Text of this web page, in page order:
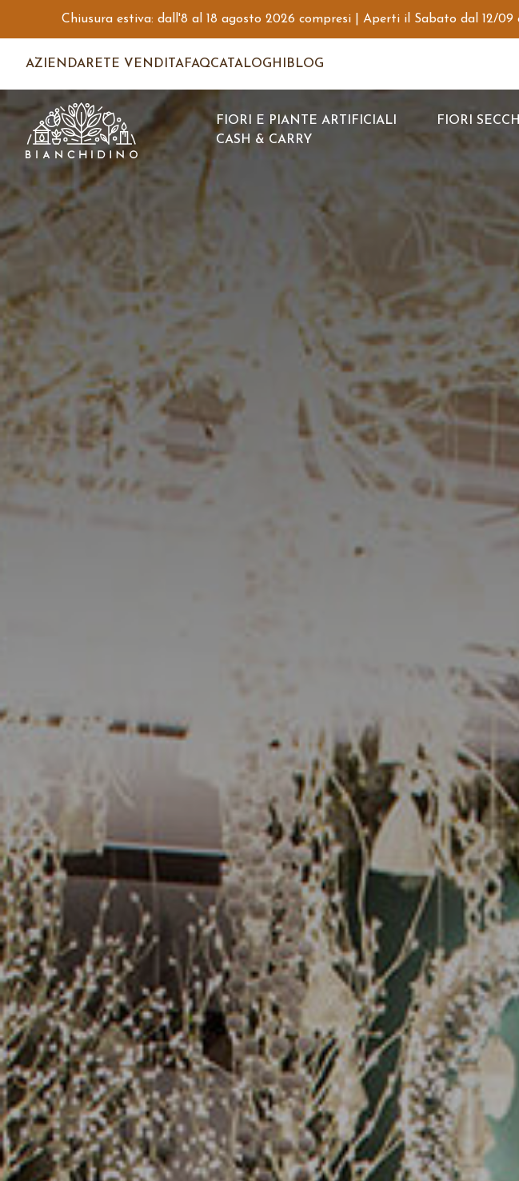
Chiusura estiva: dall'8 al 18 agosto 2026 compresi | Aperti il Sabato dal 12/09
AZIENDARETE VENDITAFAQCATALOGHI BLOG
FIORI E PIANTE ARTIFICIALI FIORI SECCHI
CASH & CARRY